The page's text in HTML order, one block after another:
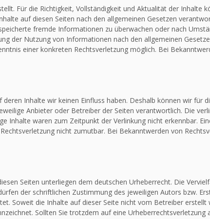
Für die Richtigkeit, Vollständigkeit und Aktualität der Inhalte
auf diesen Seiten nach den allgemeinen Gesetzen
fremde Informationen zu überwachen oder nach
der Nutzung von Informationen nach den allgemeinen
einer konkreten Rechtsverletzung möglich. Bei
Inhalte wir keinen Einfluss haben. Deshalb können wir für
Anbieter oder Betreiber der Seiten verantwortlich. Die
Inhalte waren zum Zeitpunkt der Verlinkung nicht erkennbar.
nicht zumutbar. Bei Bekanntwerden von
Seiten unterliegen dem deutschen Urheberrecht. Die
der schriftlichen Zustimmung des jeweiligen Autors bzw.
Soweit die Inhalte auf dieser Seite nicht vom Betreiber
Sollten Sie trotzdem auf eine